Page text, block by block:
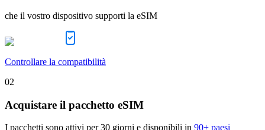
che il vostro dispositivo supporti la eSIM
Controllare la compatibilità
02
Acquistare il pacchetto eSIM
I pacchetti sono attivi per 30 giorni e disponibili in 90+ paesi